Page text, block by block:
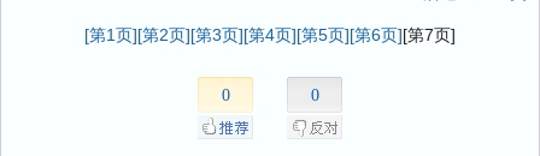
[第1页][第2页][第3页][第4页][第5页][第6页][第7页]
0 0